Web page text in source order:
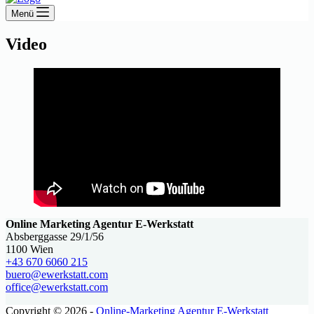
Menü
Video
Online Marketing Agentur E-Werkstatt
Absberggasse 29/1/56
1100 Wien
+43 670 6060 215
buero@ewerkstatt.com
office@ewerkstatt.com
Copyright © 2026 - Online-Marketing Agentur E-Werkstatt